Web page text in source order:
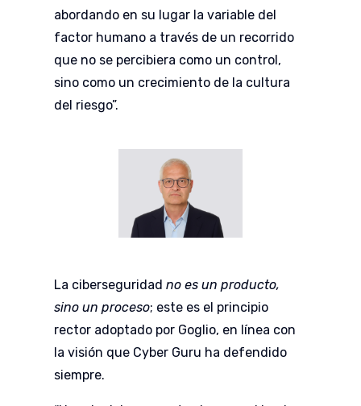
abordando en su lugar la variable del
factor humano a través de un recorrido
que no se percibiera como un control,
sino como un crecimiento de la cultura
del riesgo”.
La ciberseguridad no es un producto,
sino un proceso; este es el principio
rector adoptado por Goglio, en línea con
la visión que Cyber Guru ha defendido
siempre.